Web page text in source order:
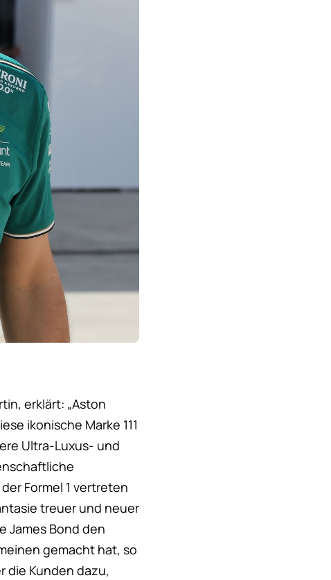
erklärt: „Aston
ikonische Marke 111
Ultra-Luxus- und
Formel 1 vertreten
treuer und neuer
James Bond den
gemacht hat, so
die Kunden dazu,